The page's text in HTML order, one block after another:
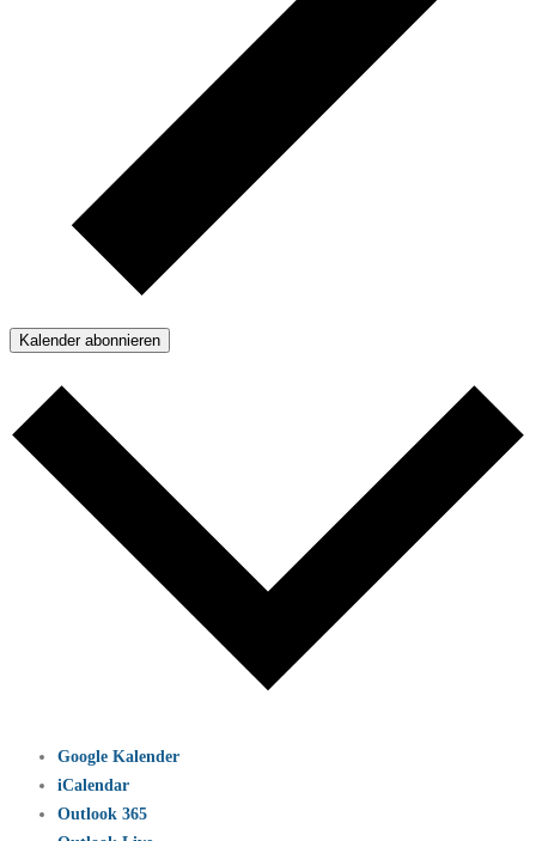
Kalender abonnieren
Google Kalender
iCalendar
Outlook 365